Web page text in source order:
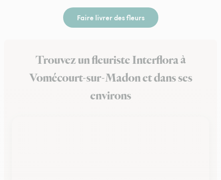
Faire livrer des fleurs
Trouvez un fleuriste Interflora à
Vomécourt-sur-Madon et dans ses
environs